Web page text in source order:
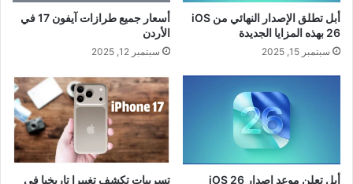
أبل تطلق الإصدار النهائي من iOS
26 بهذه المزايا الجديدة
سبتمبر 15, 2025
أسعار جميع طرازات آيفون 17 في
الأردن
سبتمبر 12, 2025
أبل تعلن موعد إصدار iOS 26 تسريبات تكشف تغييرا تاريخيا في